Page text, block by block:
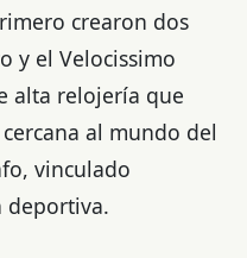
crearon dos
y el Velocissimo
alta relojería que
al mundo del
vinculado
deportiva.